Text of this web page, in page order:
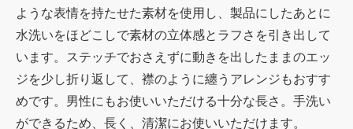
ような表情を持たせた素材を使用し、製品にしたあとに
水洗いをほどこしで素材の立体感とラフさを引き出して
います。ステッチでおさえずに動きを出したままのエッ
ジを少し折り返して、襟のように纏うアレンジもおすす
めです。男性にもお使いいただける十分な長さ。手洗い
ができるため、長く、清潔にお使いいただけます。